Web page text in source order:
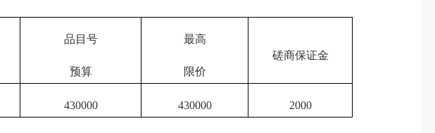
品目号
预算
最高
限价
磋商保证金
430000 430000 2000